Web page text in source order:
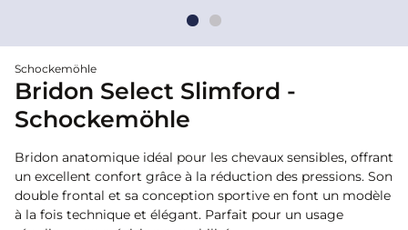
Schockemöhle
Bridon Select Slimford -
Schockemöhle
Bridon anatomique idéal pour les chevaux sensibles, offrant
un excellent confort grâce à la réduction des pressions. Son
double frontal et sa conception sportive en font un modèle
à la fois technique et élégant. Parfait pour un usage